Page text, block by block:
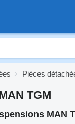
Pièces
TGM
MAN